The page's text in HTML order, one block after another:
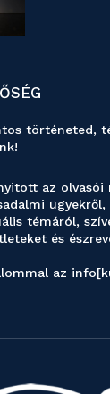
történeted,
az olvasói
ügyekről,
témáról,
és
az